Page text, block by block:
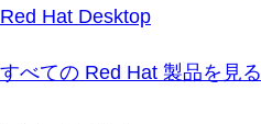
Red Hat Desktop
すべての Red Hat 製品を見る